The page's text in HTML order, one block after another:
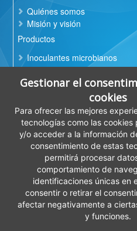
Quiénes somos
Misión y visión
Productos
Inoculantes microbianos
Extractos vegetales
Productos especiales
Control de calidad
en bacterias, levaduras y
Control de contaminaciones
Evaluación de eficacias in
Otros análisis físico-químicos
I+D
Calidad
Gestionar el
cookies
Para ofrecer las mejores
tecnologías como las cookies
y/o acceder a la información
consentimiento de estas
permitirá procesar
comportamiento de
identificaciones únicas en
consentir o retirar el
afectar negativamente a
y funciones.